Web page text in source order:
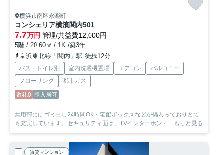
横浜市南区永楽町
コンシェリア横濱関内501
7.7万円 管理/共益費12,000円
5階 / 20.60㎡ / 1K /築3年
京浜東北線「関内」駅 徒歩12分
バス・トイレ別 室内洗濯機置場 エアコン
バルコニー
フローリング
都市ガス
敷礼0 即入居可
共用部にはゴミ出し24時間OK・宅配ボックスなどが備わっておりとて
も充実しています。セキュリティ面は、TVインターホン・...
もっと見る
賃貸マンション